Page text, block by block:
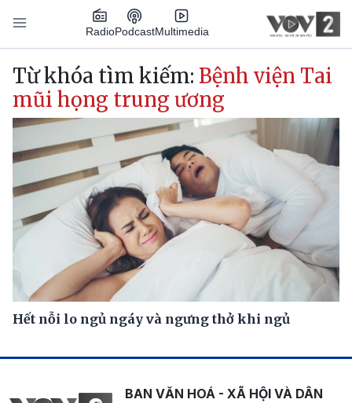
Nhảy đến nội dung
RadioPodcastMultimedia
Main navigation
Từ khóa tìm kiếm: Bệnh viện Tai
mũi họng trung ương
Hết nỗi lo ngủ ngáy và ngưng thở khi ngủ
BAN VĂN HOÁ - XÃ HỘI VÀ DÂN